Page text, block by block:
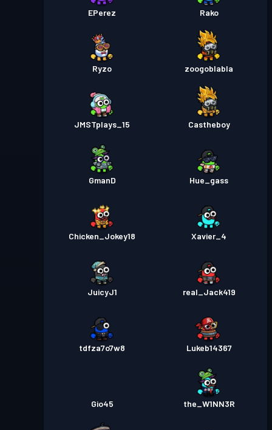
EPerez Rako
Ryzo zoogoblabla
JMSTplays_15 Castheboy
GmanD Hue_gass
Chicken_Jokey18 Xavier_4
JuicyJ1 real_Jack419
tdfza7o7w8 Lukeb14367
Gio45 the_W1NN3R